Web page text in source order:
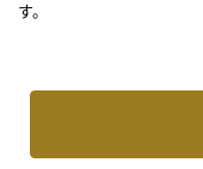
す。